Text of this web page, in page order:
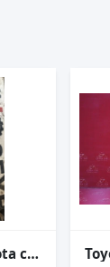
8211902020 toyota corolla 2018 park sensörü tesisatı